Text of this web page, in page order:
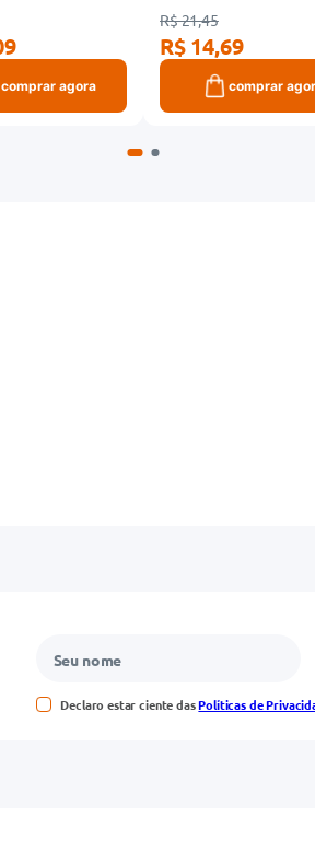
comprar agora
R$ 21,45
R$ 14,69
comprar
Declaro estar ciente dasPolíticas de